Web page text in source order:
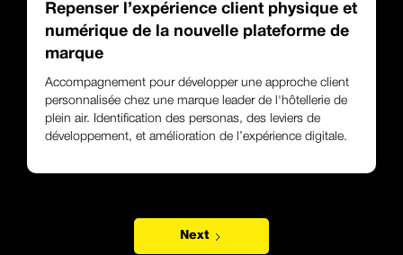
Repenser l’expérience client physique et
numérique de la nouvelle plateforme de
marque
Accompagnement pour développer une approche client
personnalisée chez une marque leader de l'hôtellerie de
plein air. Identification des personas, des leviers de
développement, et amélioration de l’expérience digitale.
Next